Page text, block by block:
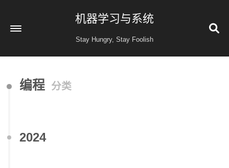
机器学习与系统
Stay Hungry, Stay Foolish
读书
编程 分类
2024